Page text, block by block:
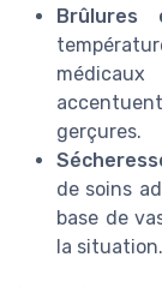
gerçures.
de soins
base de
la situation.